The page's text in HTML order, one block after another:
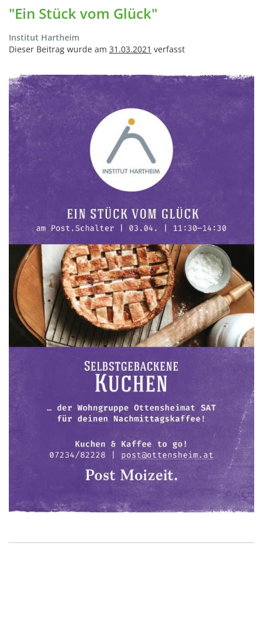
"Ein Stück vom Glück"
Institut Hartheim
Dieser Beitrag wurde am 31.03.2021 verfasst